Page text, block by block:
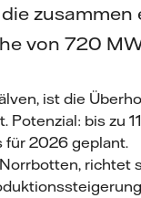
von 720
ist die
Potenzial: bis zu
für 2026 geplant.
richtet